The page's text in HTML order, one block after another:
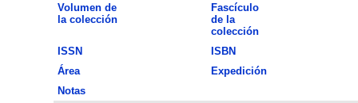
Volumen de
la colección
Fascículo
de la
colección
ISSN
ISBN
Área
Expedición
Notas